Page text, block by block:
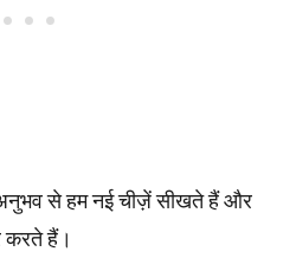
से हम नई चीज़ें सीखते हैं और
करते हैं।